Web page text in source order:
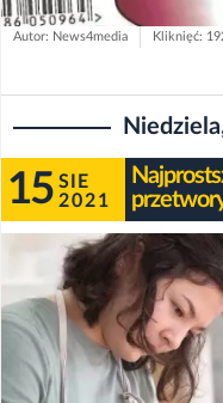
Autor: News4media Kliknięć:
15 SIE
2021